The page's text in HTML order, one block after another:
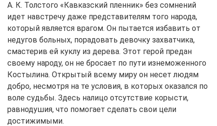
А. К. Толстого «Кавказский пленник» без сомнений
идет навстречу даже представителям того народа,
который является врагом. Он пытается избавить от
недугов больных, порадовать девочку захватчика,
смастерив ей куклу из дерева. Этот герой предан
своему народу, он не бросает по пути изнеможенного
Костылина. Открытый всему миру он несет людям
добро, несмотря на те условия, в которых оказался по
воле судьбы. Здесь налицо отсутствие корысти,
равнодушия, что помогает сделать свои цели
достижимыми.